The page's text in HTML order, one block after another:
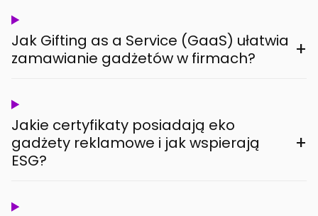
Jak Gifting as a Service (GaaS) ułatwia
zamawianie gadżetów w firmach?
+
Jakie certyfikaty posiadają eko
gadżety reklamowe i jak wspierają
ESG?
+